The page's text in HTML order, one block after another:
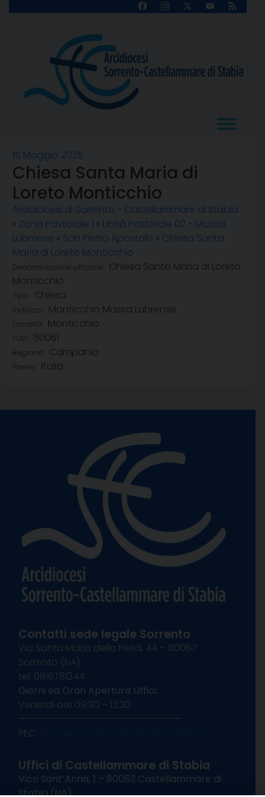
FacebookInstagram
X
YouTube
Feed
15 Maggio 2025
Chiesa Santa Maria di
Loreto Monticchio
Arcidiocesi di Sorrento - Castellammare di Stabia
» Zona Pastorale I » Unità Pastorale 02 - Massa
Lubrense » San Pietro Apostolo » Chiesa Santa
Maria di Loreto Monticchio
Denominazione ufficiale:
Chiesa Santa Maria di Loreto
Monticchio
Tipo: Chiesa
Indirizzo: Monticchio Massa Lubrense
Località: Monticchio
CAP: 80061
Regione: Campania
Paese: Italia
Contatti sede legale Sorrento
Via Santa Maria della Pietà, 44 – 80067
Sorrento (NA)
tel. 0818781244
Giorni ed Orari Apertura Uffici:
Venerdì ore 09:30 – 12:30
———————————————————–
PEC:
Uffici di Castellammare di Stabia
Vico Sant’Anna, 1 – 80053 Castellammare di
Stabia (NA)